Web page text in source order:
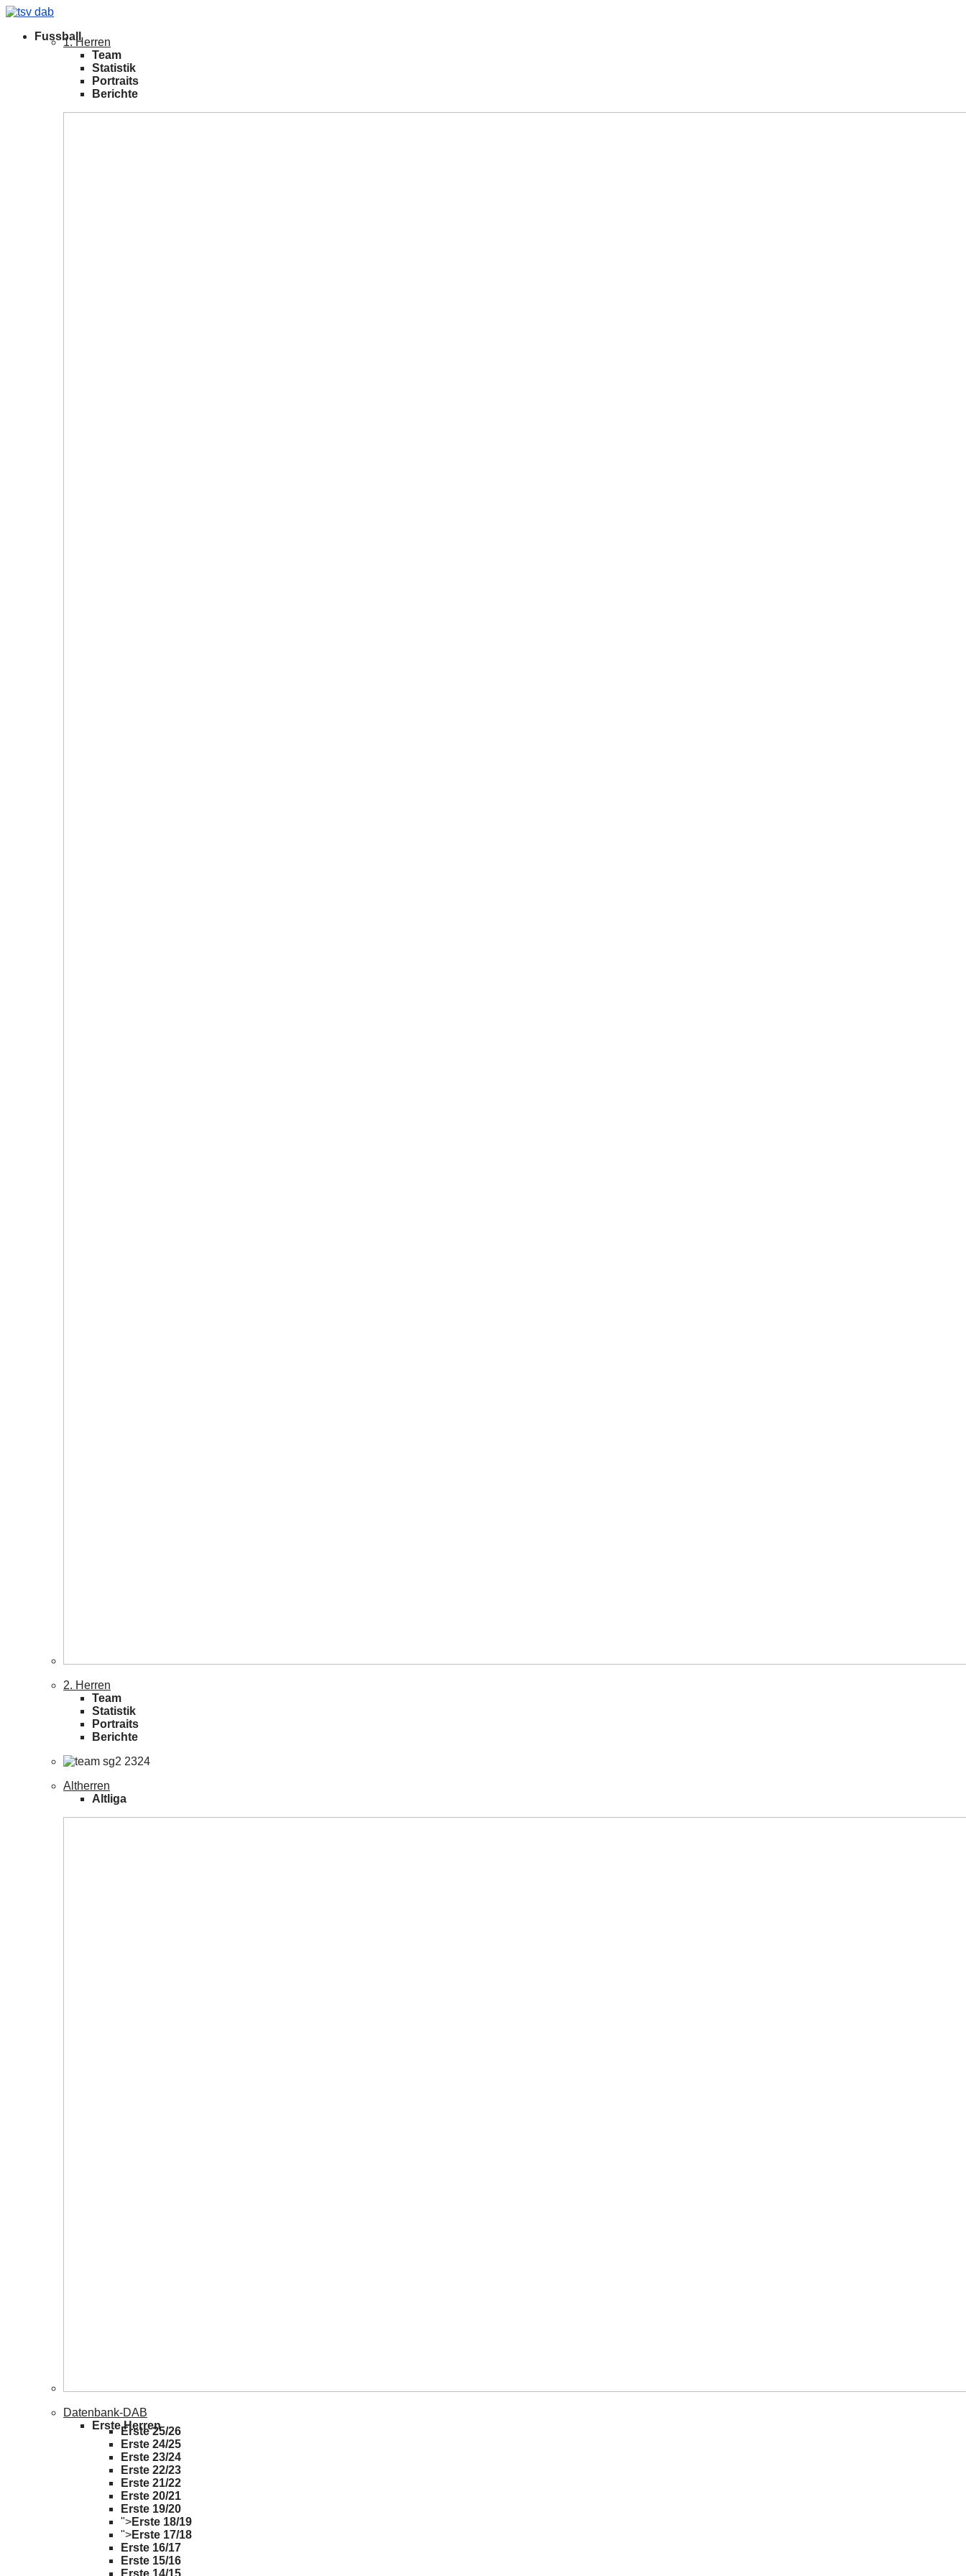
Fussball1. Herren
Team
Statistik
Portraits
Berichte
2. Herren
Team
Statistik
Portraits
Berichte
Altherren
Altliga
Datenbank-DAB
Erste Herren
Erste 25/26
Erste 24/25
Erste 23/24
Erste 22/23
Erste 21/22
Erste 20/21
Erste 19/20
">Erste 18/19
">Erste 17/18
Erste 16/17
Erste 15/16
Erste 14/15